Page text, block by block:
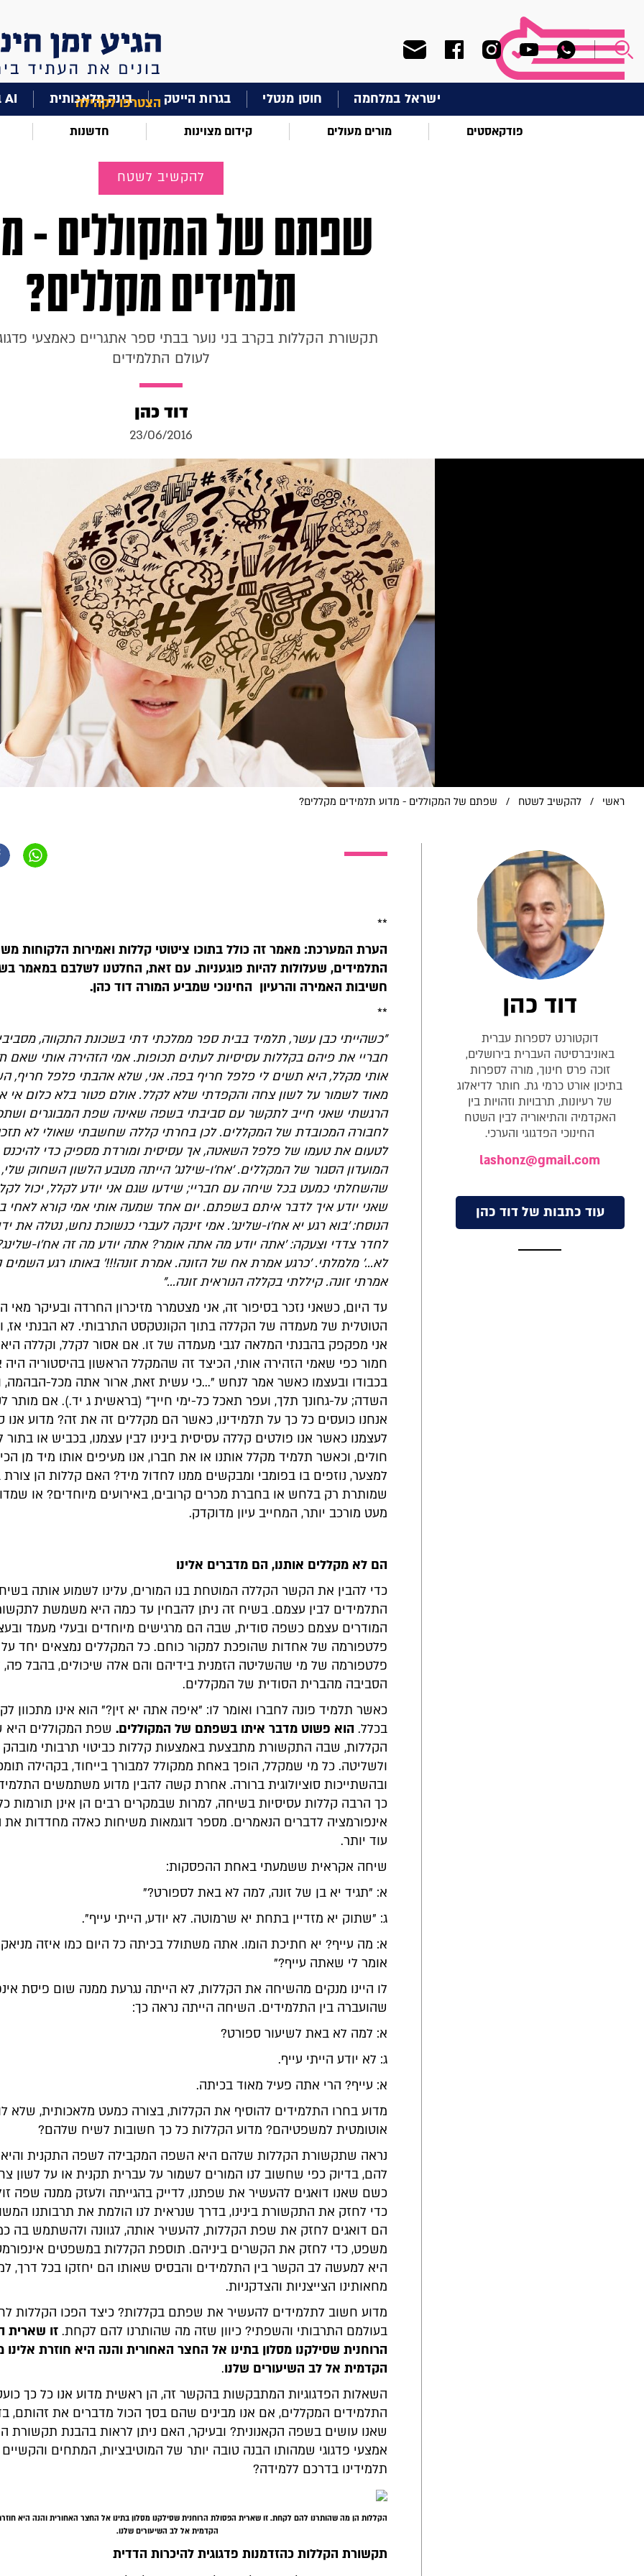
הצטרפו לקהילה ישראל במלחמה חוסן מנטלי בגרות הייטק בינה מלאכותית AI בחינוך
פודקאסטים מורים מעולים קידום מצוינות חדשנות
להקשיב לשטח
שפתם של המקוללים -
תלמידים מקללים?
תקשורת הקללות בקרב בני נוער בבתי ספר אתגריים כאמצעי
לעולם התלמידים
דוד כהן
23/06/2016
ראשי / להקשיב לשטח / שפתם של המקוללים - מדוע תלמידים מקללים?
**
הערת המערכת: מאמר זה כולל בתוכו ציטוטי קללות ואמירות הלקוחות
התלמידים, שעלולות להיות פוגעניות. עם זאת, החלטנו לשלבם במאמר
חשיבות האמירה והרעיון החינוכי שמביע המורה דוד כהן.
**
"כשהייתי כבן עשר, תלמיד בבית ספר ממלכתי דתי בשכונת התקווה, מסביבי
חבריי את פיהם בקללות עסיסיות לעתים תכופות. אמי הזהירה אותי שאם
אותי מקלל, היא תשים לי פלפל חריף בפה. אני, שלא אהבתי פלפל חריף,
מאוד לשמור על לשון צחה והקפדתי שלא לקלל. אולם פטור בלא כלום אי
הרגשתי שאני חייב לתקשר עם סביבתי בשפה שאינה שפת המבוגרים
לחבורה המכובדת של המקללים. לכן בחרתי קללה שחשבתי שאולי לא
לטעום את טעמו של פלפל השאטה, אך עסיסית ומורדת מספיק כדי להיכנס
המועדון הסגור של המקללים. 'אח'ו-שילנג' הייתה מטבע הלשון השחוק שלי,
שהשחלתי כמעט בכל שיחה עם חבריי; שידעו שגם אני יודע לקלל, יכול
שאני יודע איך לדבר איתם בשפתם. יום אחד שמעה אותי אמי קורא לאחי
הנוסח: 'בוא רגע יא אח'ו-שלינג'. אמי זינקה לעברי כנשוכת נחש, נטלה את
לחדר צדדי וצעקה: 'אתה יודע מה אתה אומר? אתה יודע מה זה אח'ו-
לא...' מלמלתי. 'כרגע אמרת אח של הזונה. אמרת זונה!!!' באותו רגע השמים
אמרתי זונה. קיללתי בקללה הנוראית זונה..."
עד היום, כשאני נזכר בסיפור זה, אני מצטמרר מזיכרון החרדה ובעיקר מאי
הטוטלית של מעמדה של הקללה בתוך הקונטקסט התרבותי. לא הבנתי אז,
אני מפקפק בהבנתי המלאה לגבי מעמדה של זו. אם אסור לקלל, וקללה
חמור כפי שאמי הזהירה אותי, הכיצד זה שהמקלל הראשון בהיסטוריה היה
בכבודו ובעצמו כאשר אמר לנחש "...כי עשית זאת, ארור אתה מכל-הבהמה,
השדה; על-גחונך תלך, ועפר תאכל כל-ימי חייך" (בראשית ג יד.). אם מותר
אנחנו כועסים כל כך על תלמידינו, כאשר הם מקללים זה את זה? מדוע אנו
לעצמנו כאשר אנו פולטים קללה עסיסית בינינו לבין עצמנו, בכביש או בתור
חולים, וכאשר תלמיד מקלל אותנו או את חברו, אנו מעיפים אותו מיד מן
למצער, נוזפים בו בפומבי ומבקשים ממנו לחדול מיד? האם קללות הן צורת
שמותרת רק בלחש או בחברת מכרים קרובים, באירועים מיוחדים? או
מעט מורכב יותר, המחייב עיון מדוקדק.
הם לא מקללים אותנו, הם מדברים אלינו
כדי להבין את הקשר הקללה המוטחת בנו המורים, עלינו לשמוע אותה בשיח
התלמידים לבין עצמם. בשיח זה ניתן להבחין עד כמה היא משמשת
המודרים עצמם כשפה סודית, שבה הם מרגישים מיוחדים ובעלי מעמד
פלטפורמה של אחדות שהופכת למקור כוחם. כל המקללים נמצאים יחד
פלטפורמה של מי שהשליטה הזמנית בידיהם והם אלה שיכולים, בהבל פה,
הסביבה מהברית הסודית של המקללים.
כאשר תלמיד פונה לחברו ואומר לו: "איפה אתה יא זין?" הוא אינו מתכוון
בכלל. הוא פשוט מדבר איתו בשפתם של המקוללים.שפת המקוללים
הקללות, שבה התקשורת מתבצעת באמצעות קללות כביטוי תרבותי מובהק
ולשליטה. כל מי שמקלל, הופך באחת ממקולל למבורך בייחוד, בקהילה
ובהשתייכות סוציולוגית ברורה. אחרת קשה להבין מדוע משתמשים
כך הרבה קללות עסיסיות בשיחה, למרות שבמקרים רבים הן אינן תורמות
אינפורמציה לדברים הנאמרים. מספר דוגמאות משיחות כאלה מחדדות את
עוד יותר.
שיחה אקראית ששמעתי באחת ההפסקות:
א: "תגיד יא בן של זונה, למה לא באת לספורט?"
ג: "שתוק יא מזדיין בתחת יא שרמוטה. לא יודע, הייתי עייף".
א: מה עייף? יא חתיכת הומו. אתה משתולל בכיתה כל היום כמו איזה
אומר לי שאתה עייף?"
לו היינו מנקים מהשיחה את הקללות, לא הייתה נגרעת ממנה שום פיסת
שהועברה בין התלמידים. השיחה הייתה נראה כך:
א: למה לא באת לשיעור ספורט?
ג: לא יודע הייתי עייף.
א: עייף? הרי אתה פעיל מאוד בכיתה.
מדוע בחרו התלמידים להוסיף את הקללות, בצורה כמעט מלאכותית, שלא
אוטומטית למשפטיהם? מדוע הקללות כל כך חשובות לשיח שלהם?
נראה שתקשורת הקללות שלהם היא השפה המקבילה לשפה התקנית
להם, בדיוק כפי שחשוב לנו המורים לשמור על עברית תקנית או על לשון
כשם שאנו דואגים להעשיר את שפתנו, לדייק בהגייתה ולעזק ממנה שפה
כדי לחזק את התקשורת בינינו, בדרך שנראית לנו הולמת את תרבותנו
הם דואגים לחזק את שפת הקללות, להעשיר אותה, לגוונה ולהשתמש בה
משפט, כדי לחזק את הקשרים ביניהם. תוספת הקללות במשפטים
היא למעשה לב הקשר בין התלמידים והבסיס שאותו הם יחזקו בכל דרך,
מחאותינו הצייצניות והצדקניות.
מדוע חשוב לתלמידים להעשיר את שפתם בקללות? כיצד הפכו הקללות
בעולמם התרבותי והשפתי? כיוון שזה מה שהותרנו להם לקחת. זו שארית
הרוחנית שסילקנו מסלון בתינו אל החצר האחורית והנה היא חוזרת אלינו
הקדמית אל לב השיעורים שלנו.
השאלות הפדגוגיות המתבקשות בהקשר זה, הן ראשית מדוע אנו כל כך
התלמידים המקללים, אם אנו מבינים שהם בסך הכול מדברים את זהותם,
שאנו עושים בשפה הקאנונית? ובעיקר, האם ניתן לראות בהבנת תקשורת
אמצעי פדגוגי שמהותו הבנה טובה יותר של המוטיבציות, המתחים
תלמידינו בדרכם ללמידה?
הקללות הן מה שהותרנו להם לקחת. זו שארית הפסולת הרוחנית שסילקנו מסלון בתינו אל החצר האחורית והנה היא
הקדמית אל לב השיעורים שלנו.
תקשורת הקללות כהזדמנות פדגוגית להיכרות הדדית
דוד כהן
דוקטורנט לספרות עברית
באוניברסיטה העברית בירושלים,
זוכה פרס חינוך, מורה לספרות
בתיכון אורט כרמי גת. חותר לדיאלוג
של רעיונות, תרבויות וזהויות בין
האקדמיה והתיאוריה לבין השטח
החינוכי הפדגוגי והערכי.
lashonz@gmail.com
עוד כתבות של דוד כהן